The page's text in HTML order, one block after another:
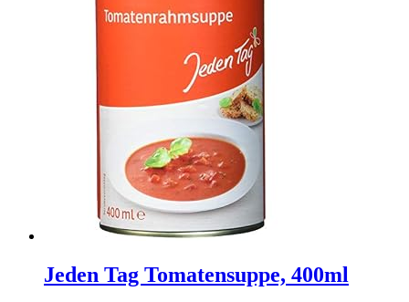
Jeden Tag Tomatensuppe, 400ml